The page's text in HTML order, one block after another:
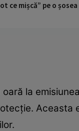
ce mișcă” pe o
la